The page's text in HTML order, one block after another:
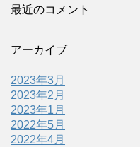
最近のコメント
アーカイブ
2023年3月
2023年2月
2023年1月
2022年5月
2022年4月